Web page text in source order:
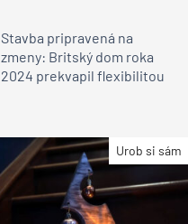
Stavba pripravená na
zmeny: Britský dom roka
2024 prekvapil flexibilitou
Urob si sám